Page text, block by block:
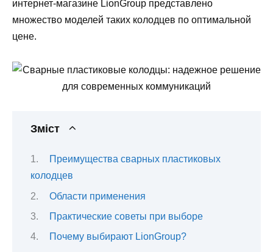
интернет-магазине LionGroup представлено
множество моделей таких колодцев по оптимальной
цене.
Зміст
Преимущества сварных пластиковых
колодцев
Области применения
Практические советы при выборе
Почему выбирают LionGroup?